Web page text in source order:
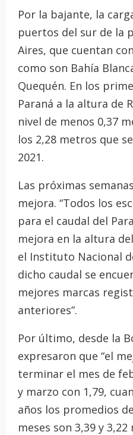
Por la bajante, la
puertos del sur de la
Aires, que cuentan
como son Bahía
Quequén. En los
Paraná a la altura de
nivel de menos 0,37
los 2,28 metros que
2021.
Las próximas
mejora. “Todos los
para el caudal del
mejora en la altura
el Instituto Nacional
dicho caudal se
mejores marcas
anteriores”.
Por último, desde la
expresaron que “el
terminar el mes de
y marzo con 1,79,
años los promedios
meses son 3,39 y